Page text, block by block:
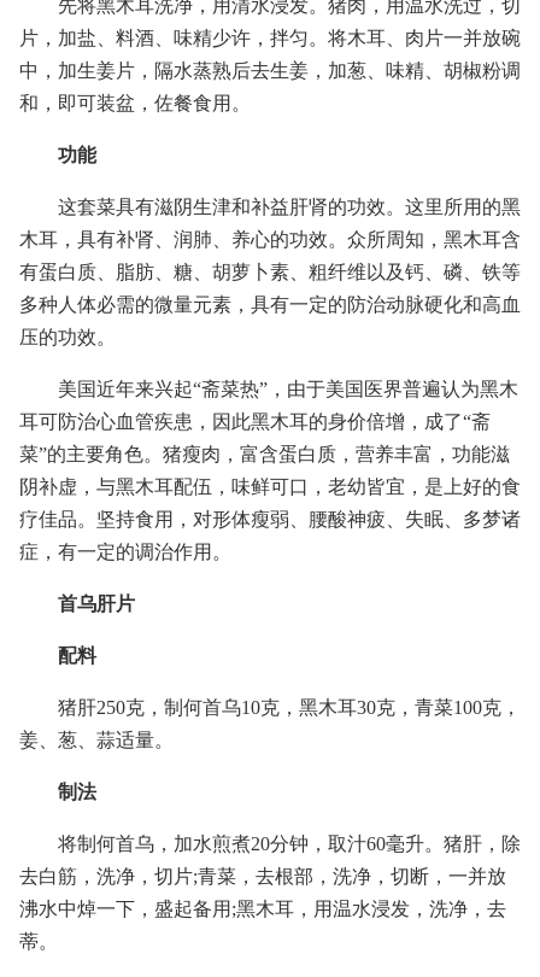
先将黑木耳洗净，用清水浸发。猪肉，用温水洗过，切
片，加盐、料酒、味精少许，拌匀。将木耳、肉片一并放碗
中，加生姜片，隔水蒸熟后去生姜，加葱、味精、胡椒粉调
和，即可装盆，佐餐食用。
功能
这套菜具有滋阴生津和补益肝肾的功效。这里所用的黑
木耳，具有补肾、润肺、养心的功效。众所周知，黑木耳含
有蛋白质、脂肪、糖、胡萝卜素、粗纤维以及钙、磷、铁等
多种人体必需的微量元素，具有一定的防治动脉硬化和高血
压的功效。
美国近年来兴起“斋菜热”，由于美国医界普遍认为黑木
耳可防治心血管疾患，因此黑木耳的身价倍增，成了“斋
菜”的主要角色。猪瘦肉，富含蛋白质，营养丰富，功能滋
阴补虚，与黑木耳配伍，味鲜可口，老幼皆宜，是上好的食
疗佳品。坚持食用，对形体瘦弱、腰酸神疲、失眠、多梦诸
症，有一定的调治作用。
首乌肝片
配料
猪肝250克，制何首乌10克，黑木耳30克，青菜100克，
姜、葱、蒜适量。
制法
将制何首乌，加水煎煮20分钟，取汁60毫升。猪肝，除
去白筋，洗净，切片;青菜，去根部，洗净，切断，一并放
沸水中焯一下，盛起备用;黑木耳，用温水浸发，洗净，去
蒂。